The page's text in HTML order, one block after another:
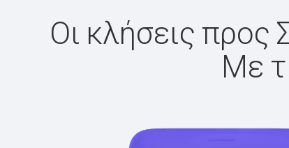
Οι κλήσεις προς
Με